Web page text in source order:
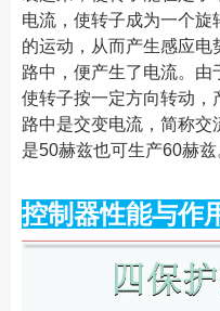
电流，使转子成为一个
的运动，从而产生感应电
路中，便产生了电流。由
使转子按一定方向转动，
路中是交变电流，简称
是50赫兹也
控制器性能与作